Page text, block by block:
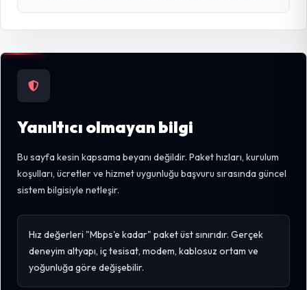
Yanıltıcı olmayan bilgi
Bu sayfa kesin kapsama beyanı değildir. Paket hızları, kurulum
koşulları, ücretler ve hizmet uygunluğu başvuru sırasında güncel
sistem bilgisiyle netleşir.
Hız değerleri "Mbps'e kadar" paket üst sınırıdır. Gerçek
deneyim altyapı, iç tesisat, modem, kablosuz ortam ve
yoğunluğa göre değişebilir.